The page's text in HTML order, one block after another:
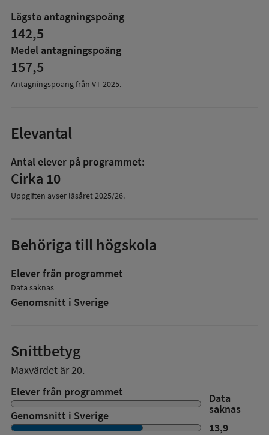
Lägsta antagningspoäng
142,5
Medel antagningspoäng
157,5
Antagningspoäng från VT 2025.
Elevantal
Antal elever på programmet:
Cirka 10
Uppgiften avser läsåret2025/26.
Behöriga till högskola
Elever från programmet
Data saknas
Genomsnitt i Sverige
Snittbetyg
Maxvärdet är 20.
Elever från programmet
Data
saknas
Genomsnitt i Sverige
13,9